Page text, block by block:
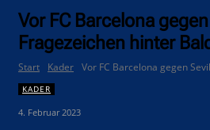
Vor FC Barcelona
Fragezeichen hinter
Start Kader Vor FC Barcelona gegen
KADER
4. Februar 2023